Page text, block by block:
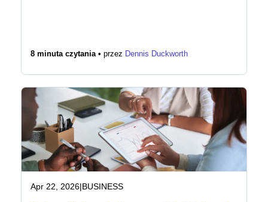
8 minuta czytania • przez Dennis Duckworth
Apr 22, 2026|BUSINESS